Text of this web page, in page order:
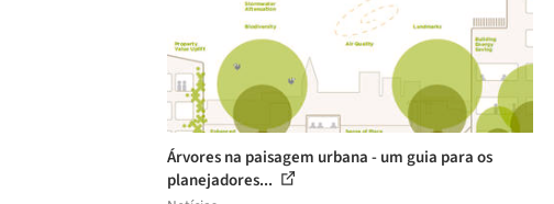
Árvores na paisagem urbana - um guia para os
planejadores...